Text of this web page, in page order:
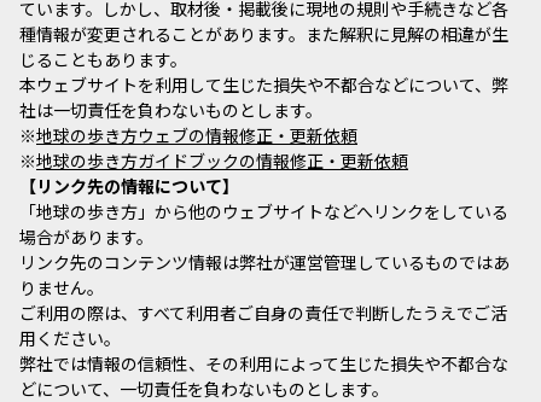
ています。しかし、取材後・掲載後に現地の規則や手続きなど各
種情報が変更されることがあります。また解釈に見解の相違が生
じることもあります。
本ウェブサイトを利用して生じた損失や不都合などについて、弊
社は一切責任を負わないものとします。
※地球の歩き方ウェブの情報修正・更新依頼
※地球の歩き方ガイドブックの情報修正・更新依頼
リンク先の情報について
「地球の歩き方」から他のウェブサイトなどへリンクをしている
場合があります。
リンク先のコンテンツ情報は弊社が運営管理しているものではあ
りません。
ご利用の際は、すべて利用者ご自身の責任で判断したうえでご活
用ください。
弊社では情報の信頼性、その利用によって生じた損失や不都合な
どについて、一切責任を負わないものとします。